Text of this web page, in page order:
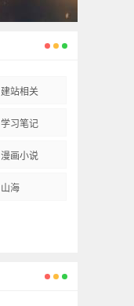
建站相关
学习笔记
漫画小说
山海